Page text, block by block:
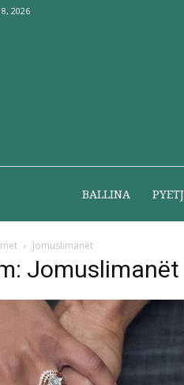
2026
BALLINA
Jomuslimanët
Jomuslimanët